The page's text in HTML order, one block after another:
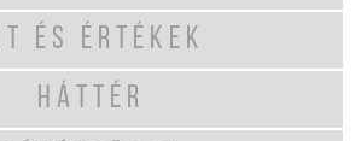
ÉS ÉRTÉKEK
HÁTTÉR